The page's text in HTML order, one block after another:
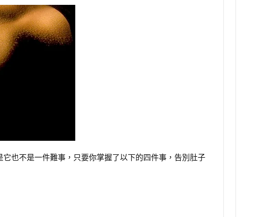
也不是一件難事，只要你掌握了以下的四件事，告別肚子